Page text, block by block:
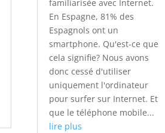
familiarisée avec Internet.
En Espagne, 81% des
Espagnols ont un
smartphone. Qu'est-ce que
cela signifie? Nous avons
donc cessé d'utiliser
uniquement l'ordinateur
pour surfer sur Internet. Et
que le téléphone mobile...
lire plus